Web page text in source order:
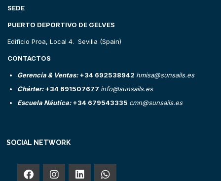
SEDE
PUERTO DEPORTIVO DE GELVES
Edificio Proa, Local 4. Sevilla (Spain)
CONTACTOS
Gerencia & Ventas:+34 692538942 hmisa@sunsails.es
Chárter:+34 691507677 info@sunsails.es
Escuela Náutica:+34 679543335 cmn@sunsails.es
SOCIAL NETWORK